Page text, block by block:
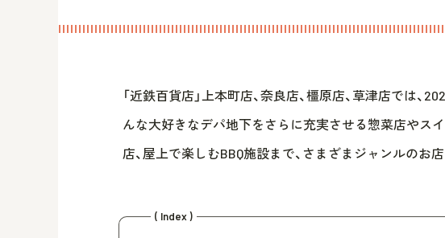
「近鉄百貨店」上本町店、奈良店、橿原店、草津店では、
んな大好きなデパ地下をさらに充実させる惣菜店やス
店、屋上で楽しむBBQ施設まで、さまざまジャンルのお
( Index )